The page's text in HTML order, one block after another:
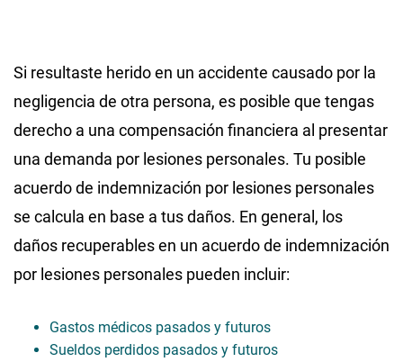
Si resultaste herido en un accidente causado por la
negligencia de otra persona, es posible que tengas
derecho a una compensación financiera al presentar
una demanda por lesiones personales. Tu posible
acuerdo de indemnización por lesiones personales
se calcula en base a tus daños. En general, los
daños recuperables en un acuerdo de indemnización
por lesiones personales pueden incluir:
Gastos médicos pasados y futuros
Sueldos perdidos pasados y futuros